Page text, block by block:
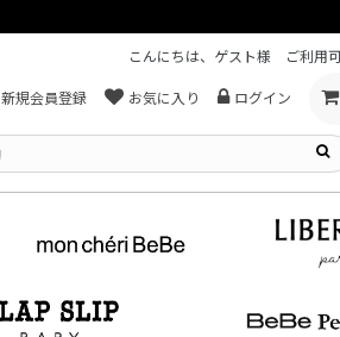
こんにちは、ゲスト様
ご利用
新規会員登録 お気に入り ログイン